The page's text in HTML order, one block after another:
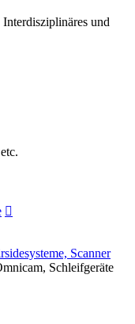
und
Scanner
Schleifgeräte